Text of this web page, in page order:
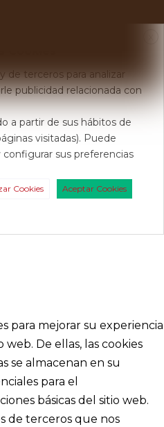
de terceros para analizar
publicidad relacionada con
a partir de sus hábitos de
visitadas). Puede
sus preferencias
Cookies
Aceptar Cookies
para mejorar su experiencia
De ellas, las cookies
se almacenan en su
para el
básicas del sitio web.
de terceros que nos